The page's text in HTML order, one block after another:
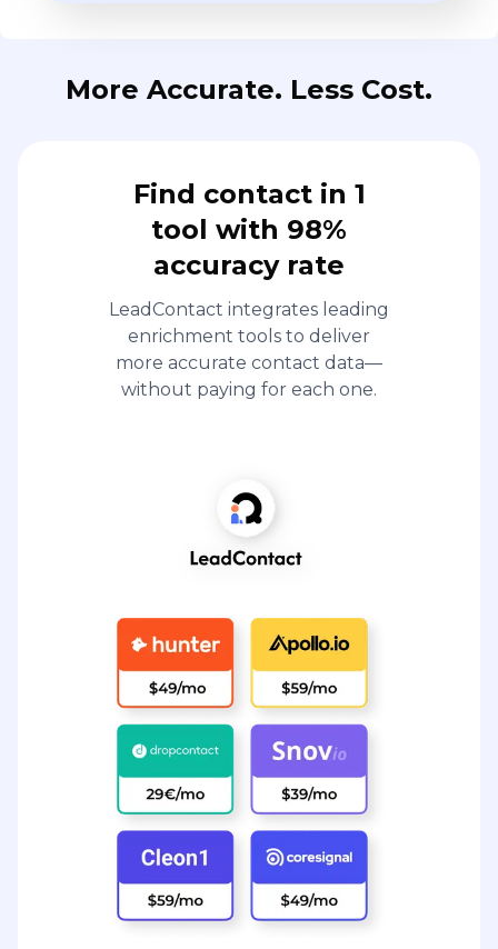
More Accurate. Less Cost.
Find contact in 1
tool with 98%
accuracy rate
LeadContact integrates leading
enrichment tools to deliver
more accurate contact data—
without paying for each one.